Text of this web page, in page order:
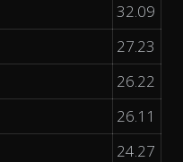
32.09
27.23
26.22
26.11
24.27